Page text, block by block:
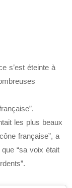
s’est éteinte à
les plus beaux
française”, a
“sa voix était